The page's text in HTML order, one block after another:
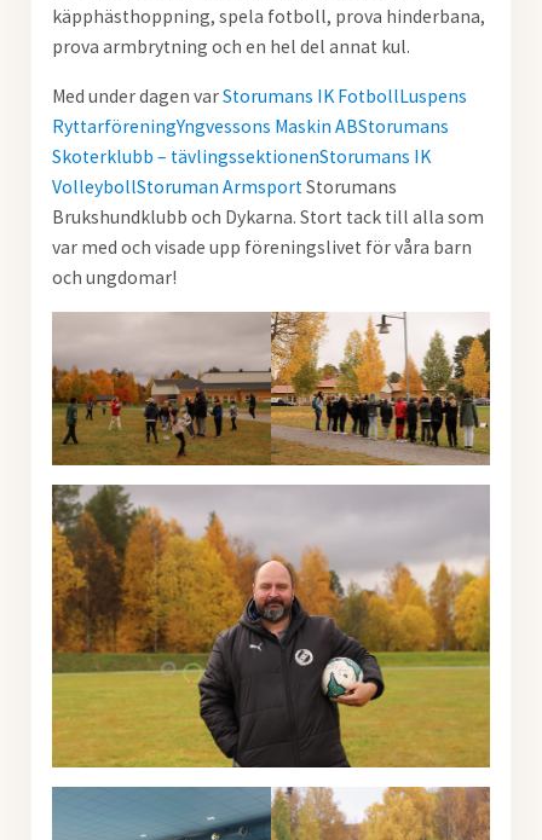
käpphästhoppning, spela fotboll, prova hinderbana,
prova armbrytning och en hel del annat kul.
Med under dagen varStorumans IK FotbollLuspens
RyttarföreningYngvessons Maskin ABStorumans
Skoterklubb – tävlingssektionenStorumans IK
VolleybollStoruman ArmsportStorumans
Brukshundklubb och Dykarna. Stort tack till alla som
var med och visade upp föreningslivet för våra barn
och ungdomar!